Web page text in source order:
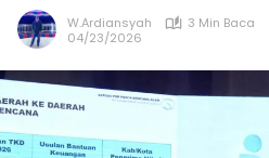
W.Ardiansyah
3 Min Baca
04/23/2026